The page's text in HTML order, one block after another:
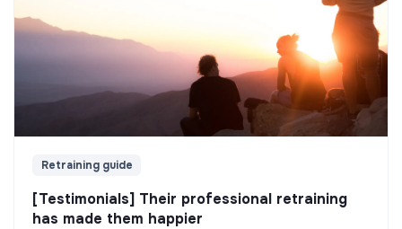
Retraining guide
[Testimonials] Their professional retraining
has made them happier